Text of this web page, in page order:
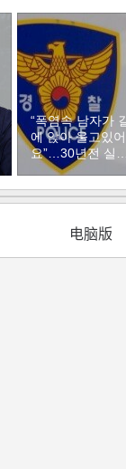
“폭염속 남자가
에 앉아 울고있어
요”…30년전 실
자였다
电脑版